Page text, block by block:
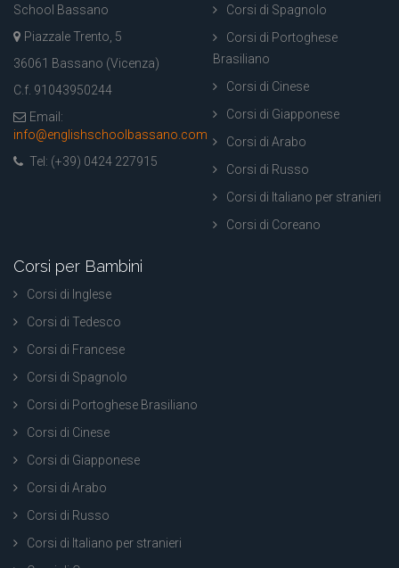
School Bassano
Piazzale Trento, 5
36061 Bassano (Vicenza)
C.f. 91043950244
Email:
info@englishschoolbassano.com
Tel: (+39) 0424 227915
Corsi di Spagnolo
Corsi di Portoghese
Brasiliano
Corsi di Cinese
Corsi di Giapponese
Corsi di Arabo
Corsi di Russo
Corsi di Italiano per stranieri
Corsi di Coreano
Corsi per Bambini
Corsi di Inglese
Corsi di Tedesco
Corsi di Francese
Corsi di Spagnolo
Corsi di Portoghese Brasiliano
Corsi di Cinese
Corsi di Giapponese
Corsi di Arabo
Corsi di Russo
Corsi di Italiano per stranieri